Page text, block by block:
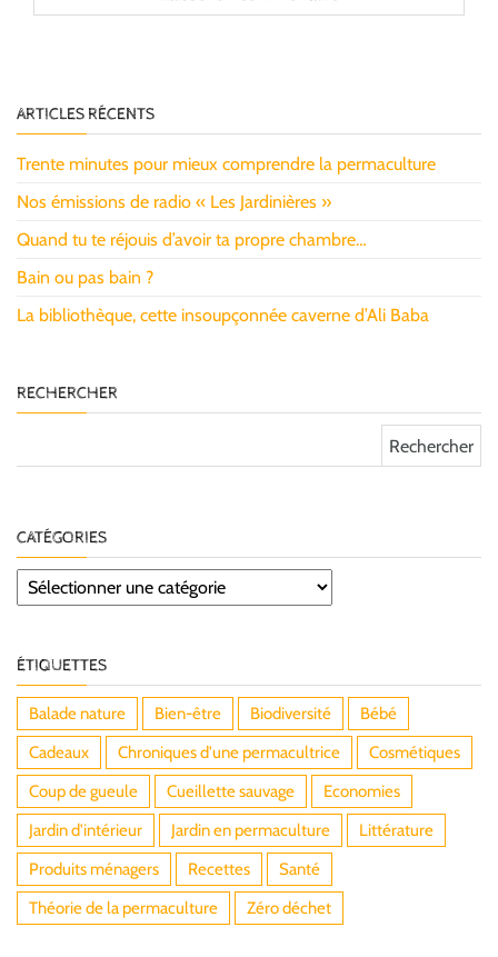
ARTICLES RÉCENTS
Trente minutes pour mieux comprendre la permaculture
Nos émissions de radio « Les Jardinières »
Quand tu te réjouis d’avoir ta propre chambre…
Bain ou pas bain ?
La bibliothèque, cette insoupçonnée caverne d’Ali Baba
RECHERCHER
CATÉGORIES
Catégories
ÉTIQUETTES
Balade nature Bien-être Biodiversité
Bébé
Cadeaux
Chroniques d'une permacultrice
Cosmétiques
Coup de gueule
Cueillette sauvage
Economies
Jardin d'intérieur
Jardin en permaculture
Littérature
Produits ménagers
Recettes
Santé
Théorie de la permaculture
Zéro déchet